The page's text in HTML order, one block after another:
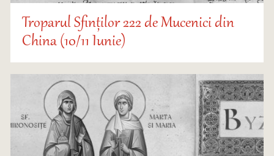
Troparul Sfinților 222 de Mucenici din
China (10/11 Iunie)